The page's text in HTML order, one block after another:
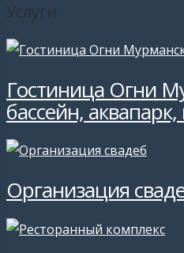
Услуги
Гостиница Огни
бассейн,
Организация